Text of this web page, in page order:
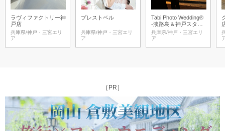
ラヴィファクトリー神
戸店
兵庫県/神戸・三宮エリ
ア
プレストベル
兵庫県/神戸・三宮エリ
ア
Tabi Photo Wedding®︎
-淡路島＆神戸スタジ
オ-
兵庫県/神戸・三宮エリ
ア
［PR］